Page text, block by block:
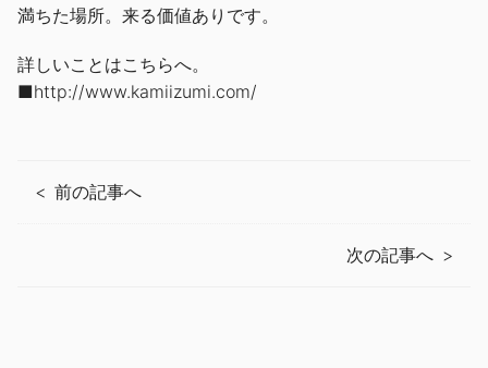
満ちた場所。来る価値ありです。
詳しいことはこちらへ。
■http://www.kamiizumi.com/
前の記事へ
次の記事へ